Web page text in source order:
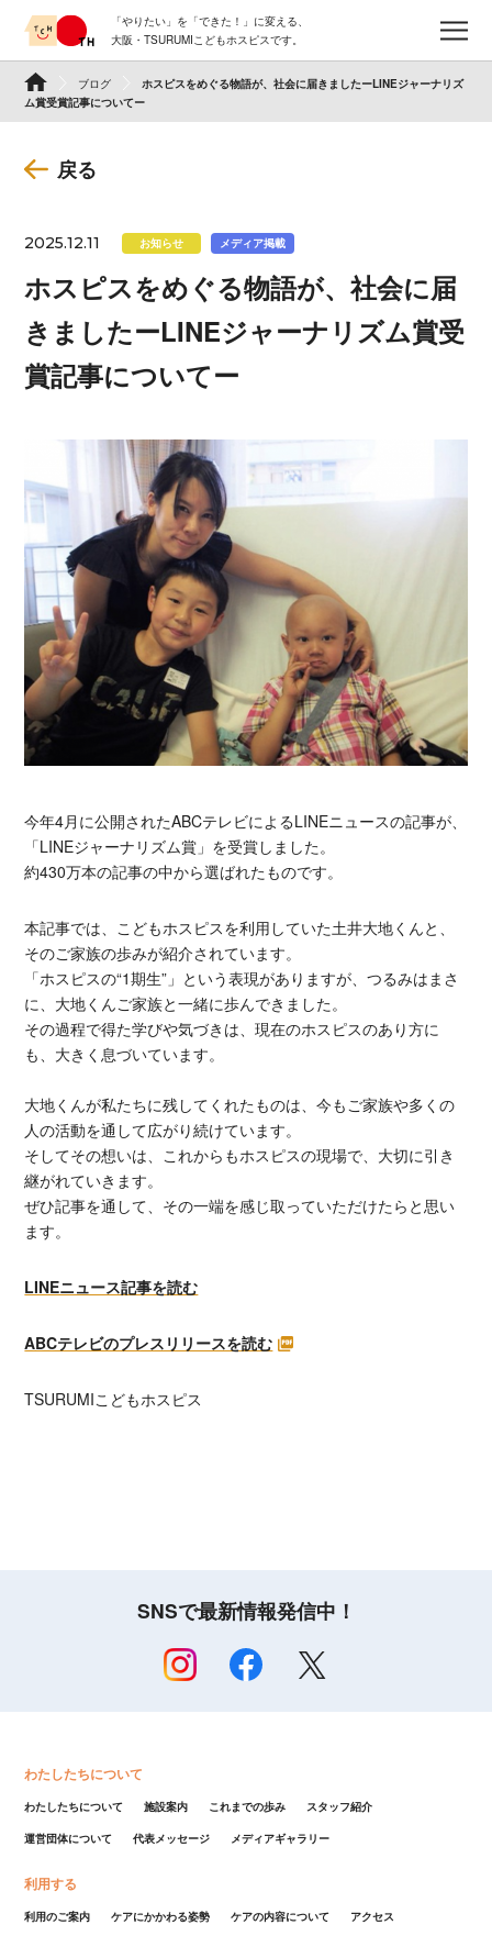
content
「やりたい」を「できた！」に変える、
大阪・TSURUMIこどもホスピスです。
TSURUMI こどもホスピス
ブログ
ホスピスをめぐる物語が、社会に届きましたーLINEジャーナリズ
ム賞受賞記事についてー
戻る
2025.12.11 お知らせ メディア掲載
ホスピスをめぐる物語が、社会に届
きましたーLINEジャーナリズム賞受
賞記事についてー
今年4月に公開されたABCテレビによるLINEニュースの記事が、
「LINEジャーナリズム賞」を受賞しました。
約430万本の記事の中から選ばれたものです。
本記事では、こどもホスピスを利用していた土井大地くんと、
そのご家族の歩みが紹介されています。
「ホスピスの“1期生”」という表現がありますが、つるみはまさ
に、大地くんご家族と一緒に歩んできました。
その過程で得た学びや気づきは、現在のホスピスのあり方に
も、大きく息づいています。
大地くんが私たちに残してくれたものは、今もご家族や多くの
人の活動を通して広がり続けています。
そしてその想いは、これからもホスピスの現場で、大切に引き
継がれていきます。
ぜひ記事を通して、その一端を感じ取っていただけたらと思い
ます。
LINEニュース記事を読む
ABCテレビのプレスリリースを読む
TSURUMIこどもホスピス
SNSで最新情報発信中！
わたしたちについて
わたしたちについて 施設案内 これまでの歩み スタッフ紹介
運営団体について 代表メッセージ メディアギャラリー
利用する
利用のご案内 ケアにかかわる姿勢 ケアの内容について アクセス